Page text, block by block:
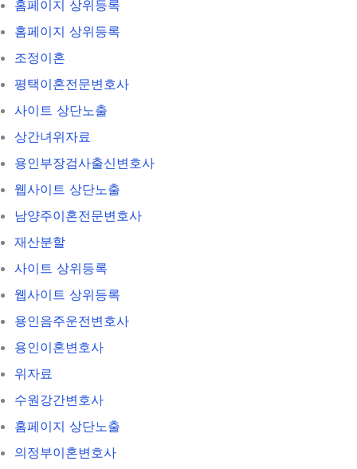
홈페이지 상위등록
홈페이지 상위등록
조정이혼
평택이혼전문변호사
사이트 상단노출
상간녀위자료
용인부장검사출신변호사
웹사이트 상단노출
남양주이혼전문변호사
재산분할
사이트 상위등록
웹사이트 상위등록
용인음주운전변호사
용인이혼변호사
위자료
수원강간변호사
홈페이지 상단노출
의정부이혼변호사